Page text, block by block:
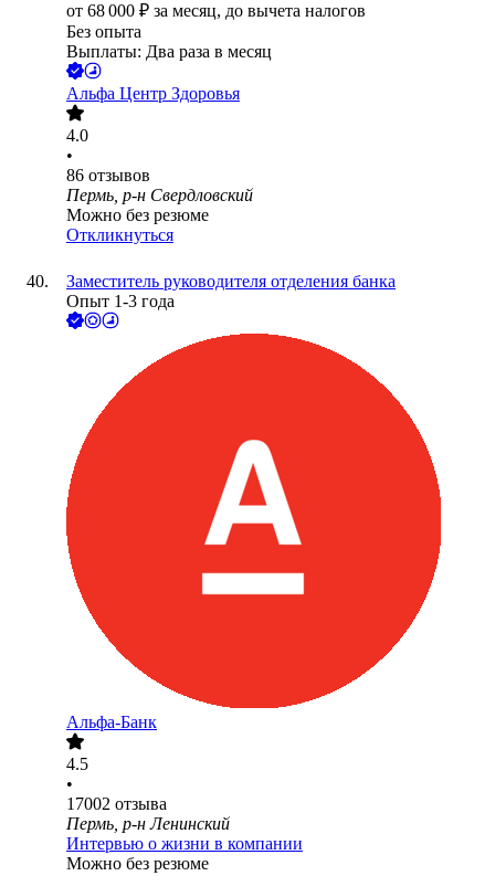
от 68 000 ₽ за месяц, до вычета налогов
Без опыта
Выплаты: Два раза в месяц
Альфа Центр Здоровья
4.0
•
86 отзывов
Пермь, р-н Свердловский
Можно без резюме
Откликнуться
Заместитель руководителя отделения банка
Опыт 1-3 года
Альфа-Банк
4.5
•
17002 отзыва
Пермь, р-н Ленинский
Интервью о жизни в компании
Можно без резюме